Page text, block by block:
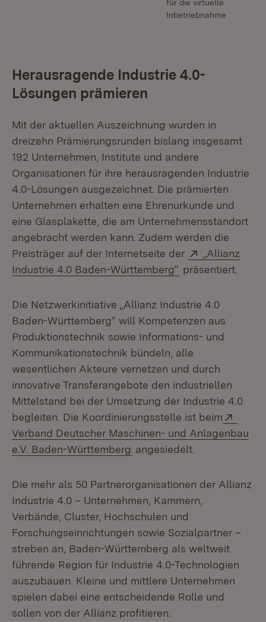
für die virtuelle
Inbetriebnahme
Herausragende Industrie 4.0-
Lösungen prämieren
Mit der aktuellen Auszeichnung wurden in
dreizehn Prämierungsrunden bislang insgesamt
192 Unternehmen, Institute und andere
Organisationen für ihre herausragenden Industrie
4.0-Lösungen ausgezeichnet. Die prämierten
Unternehmen erhalten eine Ehrenurkunde und
eine Glasplakette, die am Unternehmensstandort
angebracht werden kann. Zudem werden die
Preisträger auf der Internetseite der
Extern:
„Allianz
Industrie 4.0 Baden-Württemberg“ (Öffnet in neuem
präsentiert.
Die Netzwerkinitiative „Allianz Industrie 4.0
Baden-Württemberg“ will Kompeten­zen aus
Produktionstechnik sowie Informations- und
Kommunikationstechnik bündeln, alle
wesentlichen Akteure vernetzen und durch
innovative Transferangebote den industriellen
Mittelstand bei der Umsetzung der Industrie 4.0
beglei­ten. Die Koordinierungsstelle ist beim
Verband Deutscher Maschinen- und Anlagenbau
e.V. Baden-Württemberg (Öffnet in neuem Fenster)
angesiedelt.
Die mehr als 50 Partnerorganisationen der Allianz
Industrie 4.0 – Unternehmen, Kammern,
Verbände, Cluster, Hochschulen und
Forschungseinrichtungen sowie Sozialpartner –
streben an, Baden-Württemberg als weltweit
führende Region für Industrie 4.0-Technologien
auszubauen. Kleine und mittlere Unternehmen
spielen dabei eine entscheidende Rolle und
sollen von der Allianz profitieren.